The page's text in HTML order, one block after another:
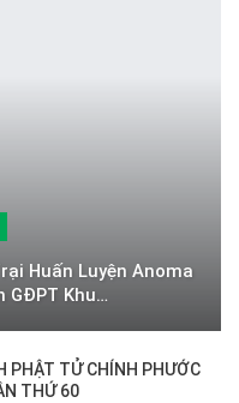
Huấn Luyện Anoma
GĐPT Khu…
PHẬT TỬ CHÍNH PHƯỚC
THỨ 60